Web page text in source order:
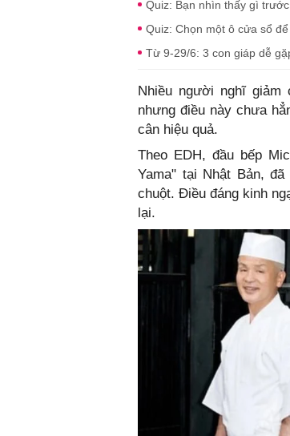
Quiz: Bạn nhìn thấy gì
Quiz: Chọn một ô cửa sổ
Từ 9-29/6: 3 con giáp dễ
Nhiều người nghĩ giảm
nhưng điều này chưa
cân hiệu quả.
Theo EDH, đầu bếp
Yama" tại Nhật Bản,
chuột. Điều đáng kinh
lại.